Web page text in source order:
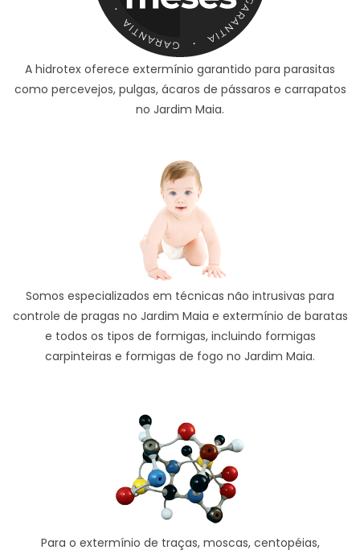
A hidrotex oferece extermínio garantido para parasitas
como percevejos, pulgas, ácaros de pássaros e carrapatos
no Jardim Maia.
Somos especializados em técnicas não intrusivas para
controle de pragas no Jardim Maia e extermínio de baratas
e todos os tipos de formigas, incluindo formigas
carpinteiras e formigas de fogo no Jardim Maia.
Para o extermínio de traças, moscas, centopéias,